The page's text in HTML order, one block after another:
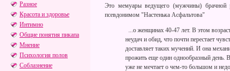
Разное
Красота и здоровье
Интимно
Общие понятия пикапа
Мнение
Психология полов
Соблазнение
Это мемуары ведущего (мужчины) брачной
псевдонимом "Настенька Асфальтова"
...о женщинах 40-47 лет. В этом
неудач и обид, что почти перестает
доставляет таких мучений. И она
прожить еще один однообразный день.
уже не мечтает о чем-то большом и